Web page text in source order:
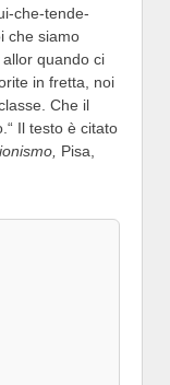
che-tende-
che siamo
quando ci
in fretta, noi
Che il
Il testo è citato
Pisa,